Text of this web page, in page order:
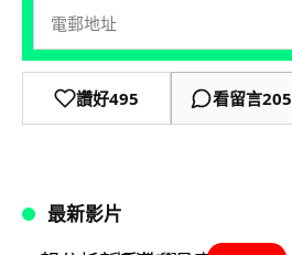
讚好495 看留言205
最新影片